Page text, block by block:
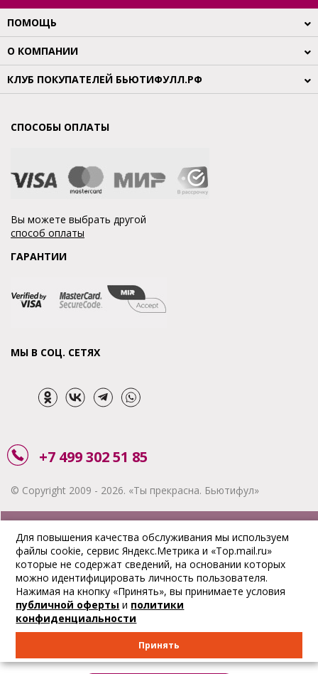
ПОМОЩЬ
О КОМПАНИИ
КЛУБ ПОКУПАТЕЛЕЙ БЬЮТИФУЛЛ.РФ
СПОСОБЫ ОПЛАТЫ
Вы можете выбрать другой
способ оплаты
ГАРАНТИИ
МЫ В СОЦ. СЕТЯХ
+7 499 302 51 85
© Copyright 2009 - 2026. «Ты прекрасна. Бьютифул»
АКЦИИ
ДОСТАВКА
ОПЛАТА
ОТСЛЕДИТЬ ЗАКАЗ
Для повышения качества обслуживания мы используем
файлы cookie, сервис Яндекс.Метрика и «Top.mail.ru»
которые не содержат сведений, на основании которых
можно идентифицировать личность пользователя.
Нажимая на кнопку «Принять», вы принимаете условия
публичной оферты и политики
конфиденциальности
Принять